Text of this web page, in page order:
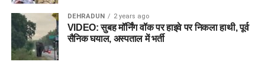
DEHRADUN 2 years ago
VIDEO: सुबह मॉर्निंग वॉक पर हाइवे पर निकला हाथी, पूर्व
सैनिक घयाल, अस्पताल में भर्ती